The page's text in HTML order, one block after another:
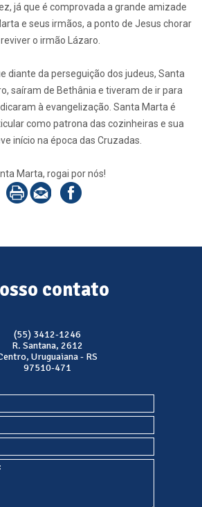
já que é comprovada a grande amizade
e seus irmãos, a ponto de Jesus chorar
o irmão Lázaro.
diante da perseguição dos judeus, Santa
saíram de Bethânia e tiveram de ir para
à evangelização. Santa Marta é
como patrona das cozinheiras e sua
início na época das Cruzadas.
Marta, rogai por nós!
contato
(55) 3412-1246
R. Santana, 2612
Uruguaiana - RS
97510-471